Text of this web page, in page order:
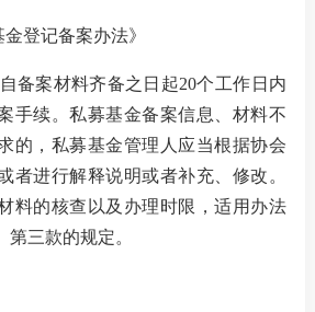
声音
ESG
金登记备案办法》
备案材料齐备之日起20个工作日内
手续。私募基金备案信息、材料不
的，私募基金管理人应当根据协会
者进行解释说明或者补充、修改。
料的核查以及办理时限，适用办法
三款的规定。